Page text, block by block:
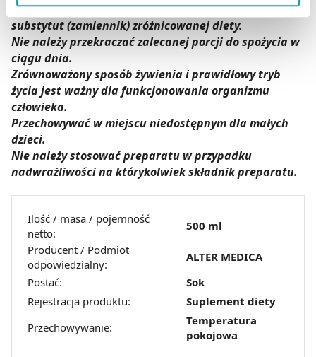
zbieranie danych o Twojej aktywności dokonaj
preferowanych przez Ciebie wyborów i kliknij „
zgodami”.
Możesz również kliknąć „Zaakceptuj niezbędne”, co
będzie oznaczało, że nie wyrażasz zgody na
pozyskiwanie od Ciebie danych, które nie są niezbędne
dla funkcjonowania Strony. Będzie się to jednak wiązało
z brakiem dostępu do wszystkich funkcjonalności
Strony.
Suplement diety nie może być stosowany jak
substytut (zamiennik) zróżnicowanej diety.
Nie należy przekraczać zalecanej porcji do spożycia w
ciągu dnia.
Zrównoważony sposób żywienia i prawidłowy tryb
życia jest ważny dla funkcjonowania organizmu
człowieka.
Przechowywać w miejscu niedostępnym dla małych
dzieci.
Nie należy stosować preparatu w przypadku
nadwrażliwości na którykolwiek składnik preparatu.
Ilość / masa / pojemność
netto:
500 ml
Producent / Podmiot
odpowiedzialny:
ALTER MEDICA
Postać:
Sok
Rejestracja produktu:
Suplement diety
Przechowywanie:
Temperatura
pokojowa